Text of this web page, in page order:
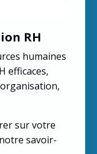
RH
humaines
efficaces,
sur votre
savoir-